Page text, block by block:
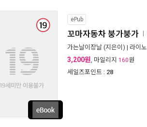
ePub
꼬마자동차 붕가붕가
가는날이장날 (지은이) | 라이노
3,200원, 마일리지 160원
세일즈포인트 : 28